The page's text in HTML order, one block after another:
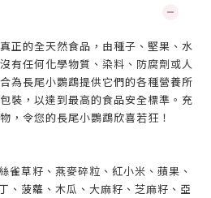
正的全天然食品，由種子、堅果、水
有任何化學物質、染料、防腐劑或人
為長尾小鸚鵡提供它們的各種營養所
裝，以達到最高的食品安全標準。充
，令您的長尾小鸚鵡欣喜若狂！
雀草籽、燕麥碎粒、紅小米、蘋果、
、菠蘿、木瓜、大麻籽、芝麻籽、亞